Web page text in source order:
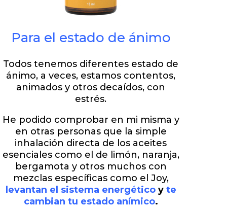
Para el estado de ánimo
Todos tenemos diferentes estado de
ánimo, a veces, estamos contentos,
animados y otros decaídos, con
estrés.
He podido comprobar en mi misma y
en otras personas que la simple
inhalación directa de los aceites
esenciales como el de limón, naranja,
bergamota y otros muchos con
mezclas específicas como el Joy,
levantan el sistema energéticoyte
cambian tu estado anímico.